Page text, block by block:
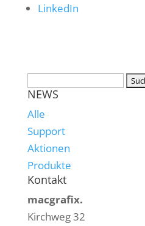
LinkedIn
NEWS
Alle
Support
Aktionen
Produkte
Kontakt
macgrafix.
Kirchweg 32